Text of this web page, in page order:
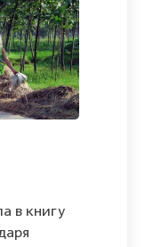
в книгу